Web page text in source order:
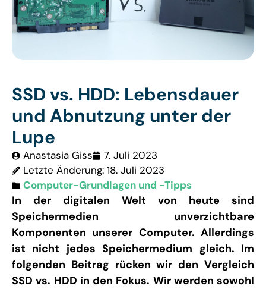
SSD vs. HDD: Lebensdauer
und Abnutzung unter der
Lupe
Anastasia Giss
7. Juli 2023
Letzte Änderung: 18. Juli 2023
Computer-Grundlagen und -Tipps
In der digitalen Welt von heute sind
Speichermedien unverzichtbare
Komponenten unserer Computer. Allerdings
ist nicht jedes Speichermedium gleich. Im
folgenden Beitrag rücken wir den Vergleich
SSD vs. HDD in den Fokus. Wir werden sowohl